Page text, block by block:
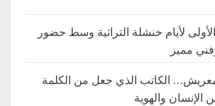
لأيام خنشلة التراثية وسط حضور
مميز
الكاتب الذي جعل من الكلمة
الإنسان والهوية